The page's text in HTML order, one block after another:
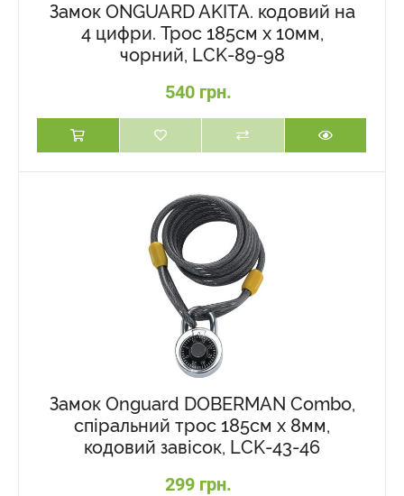
Замок ONGUARD AKITA. кодовий на
4 цифри. Трос 185см х 10мм,
чорний, LCK-89-98
540 грн.
Замок Onguard DOBERMAN Combo,
спіральний трос 185см х 8мм,
кодовий завісок, LCK-43-46
299 грн.